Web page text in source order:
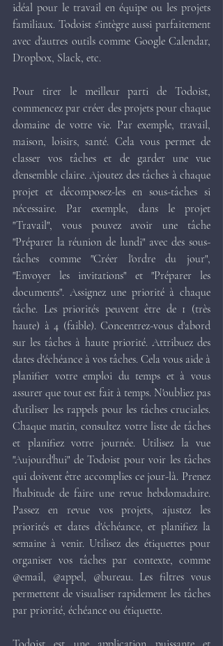
idéal pour le travail en équipe ou les projets
familiaux. Todoist s'intègre aussi parfaitement
avec d'autres outils comme Google Calendar,
Dropbox, Slack, etc.
Pour tirer le meilleur parti de Todoist,
commencez par créer des projets pour chaque
domaine de votre vie. Par exemple, travail,
maison, loisirs, santé. Cela vous permet de
classer vos tâches et de garder une vue
d'ensemble claire. Ajoutez des tâches à chaque
projet et décomposez-les en sous-tâches si
nécessaire. Par exemple, dans le projet
"Travail", vous pouvez avoir une tâche
"Préparer la réunion de lundi" avec des sous-
tâches comme "Créer l'ordre du jour",
"Envoyer les invitations" et "Préparer les
documents". Assignez une priorité à chaque
tâche. Les priorités peuvent être de 1 (très
haute) à 4 (faible). Concentrez-vous d'abord
sur les tâches à haute priorité. Attribuez des
dates d'échéance à vos tâches. Cela vous aide à
planifier votre emploi du temps et à vous
assurer que tout est fait à temps. N'oubliez pas
d'utiliser les rappels pour les tâches cruciales.
Chaque matin, consultez votre liste de tâches
et planifiez votre journée. Utilisez la vue
"Aujourd'hui" de Todoist pour voir les tâches
qui doivent être accomplies ce jour-là. Prenez
l'habitude de faire une revue hebdomadaire.
Passez en revue vos projets, ajustez les
priorités et dates d'échéance, et planifiez la
semaine à venir. Utilisez des étiquettes pour
organiser vos tâches par contexte, comme
@email, @appel, @bureau. Les filtres vous
permettent de visualiser rapidement les tâches
par priorité, échéance ou étiquette.